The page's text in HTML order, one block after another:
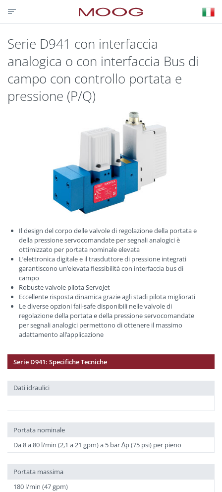
PARTNER LOGIN VISIT MOOG.COM
MOOG.IT
Serie D941 con interfaccia
analogica o con interfaccia Bus di
campo con controllo portata e
pressione (P/Q)
Il design del corpo delle valvole di regolazione della portata e
della pressione servocomandate per segnali analogici è
ottimizzato per portata nominale elevata
L’elettronica digitale e il trasduttore di pressione integrati
garantiscono un’elevata flessibilità con interfaccia bus di
campo
Robuste valvole pilota ServoJet
Eccellente risposta dinamica grazie agli stadi pilota migliorati
Le diverse opzioni fail-safe disponibili nelle valvole di
regolazione della portata e della pressione servocomandate
per segnali analogici permettono di ottenere il massimo
adattamento all’applicazione
Serie D941: Specifiche Tecniche
Dati idraulici
Portata nominale
Da 8 a 80 l/min (2,1 a 21 gpm) a 5 bar ∆p (75 psi) per pieno
Portata massima
180 l/min (47 gpm)